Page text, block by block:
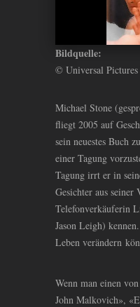
Bildquelle:
© Universal
Michael Stone
fliegt 2005 auf
sein neuestes Buch
einer Tagung
Tagung irrt er in
Gesichter aus seiner
Telefonverkäuferin
Jason Leigh)
Leben verändern
Wenn man einen
John Malkovich»,